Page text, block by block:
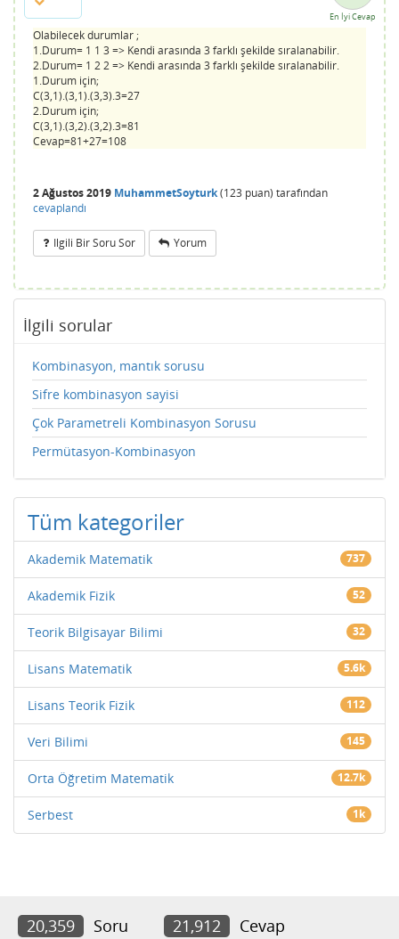
En İyi Cevap
Olabilecek durumlar ;
1.Durum= 1 1 3 => Kendi arasında 3 farklı şekilde sıralanabilir.
2.Durum= 1 2 2 => Kendi arasında 3 farklı şekilde sıralanabilir.
1.Durum için;
C(3,1).(3,1).(3,3).3=27
2.Durum için;
C(3,1).(3,2).(3,2).3=81
Cevap=81+27=108
2 Ağustos 2019 MuhammetSoyturk(123 puan) tarafından
cevaplandı
Ilgili Bir Soru Sor Yorum
İlgili sorular
Kombinasyon, mantık sorusu
Sifre kombinasyon sayisi
Çok Parametreli Kombinasyon Sorusu
Permütasyon-Kombinasyon
Tüm kategoriler
Akademik Matematik 737
Akademik Fizik 52
Teorik Bilgisayar Bilimi 32
Lisans Matematik 5.6k
Lisans Teorik Fizik 112
Veri Bilimi 145
Orta Öğretim Matematik 12.7k
Serbest 1k
20,359 Soru 21,912 Cevap